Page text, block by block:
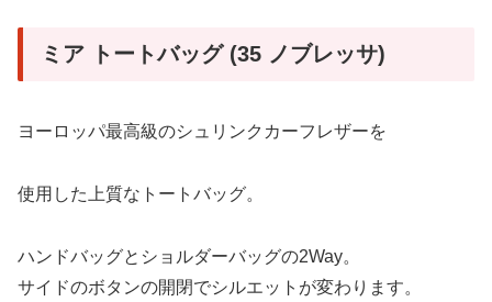
ミア トートバッグ (35 ノブレッサ)
ヨーロッパ最高級のシュリンクカーフレザーを
使用した上質なトートバッグ。
ハンドバッグとショルダーバッグの2Way。
サイドのボタンの開閉でシルエットが変わります。